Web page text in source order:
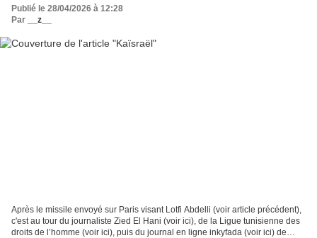
Publié le 28/04/2026 à 12:28
Par
__z__
Après le missile envoyé sur Paris visant Lotfi Abdelli (voir article précédent),
c'est au tour du journaliste Zied El Hani (voir ici), de la Ligue tunisienne des
droits de l’homme (voir ici), puis du journal en ligne inkyfada (voir ici) de